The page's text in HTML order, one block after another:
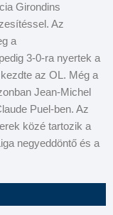
Girondins
Az
a
3-0-ra nyertek a
az OL. Még a
Jean-Michel
Puel-ben. Az
közé tartozik a
negyeddöntő és a